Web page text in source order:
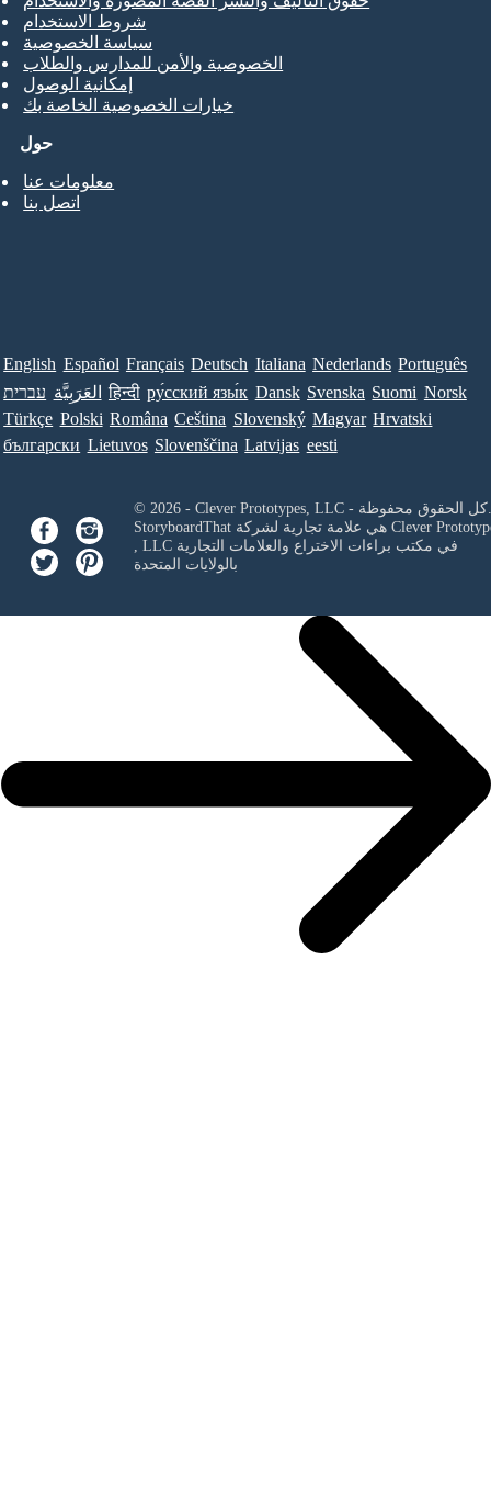
حول
معلومات عنا
اتصل بنا
شروط الاستخدام
سياسة الخصوصية
الخصوصية والأمن للمدارس والطلاب
إمكانية الوصول
خيارات الخصوصية الخاصة بك
English Español Français Deutsch Italiana Nederlands Português
עברית العَرَبِيَّة हिन्दी ру́сский язы́к Dansk Svenska Suomi Norsk
Türkçe Polski Româna Ceština Slovenský Magyar Hrvatski
български Lietuvos Slovenščina Latvijas eesti
© 2026 - Clever Prototypes, LLC - كل الحقوق محفوظة.
StoryboardThat هي علامة تجارية لشركة Clever
, LLCفي مكتب براءات الاختراع والعلامات التجارية
بالولايات المتحدة